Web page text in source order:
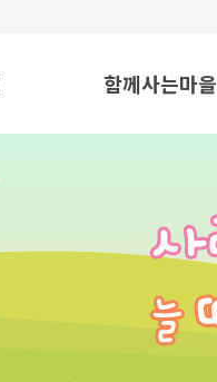
함께사는마을
프로그램